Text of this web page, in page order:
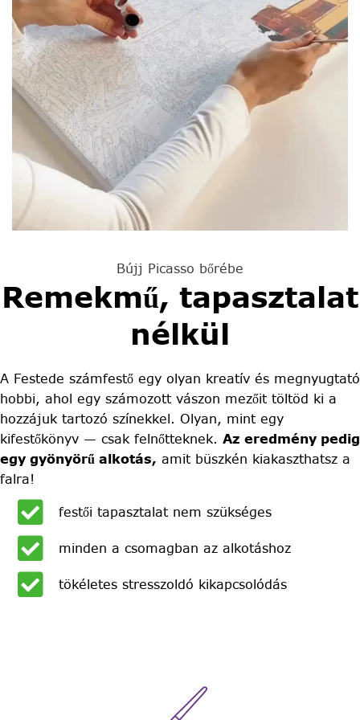
Bújj Picasso bőrébe
Remekmű, tapasztalat
nélkül
A Festede számfestő egy olyan kreatív és megnyugtató
hobbi, ahol egy számozott vászon mezőit töltöd ki a
hozzájuk tartozó színekkel. Olyan, mint egy
kifestőkönyv — csak felnőtteknek. Az eredmény pedig
egy gyönyörű alkotás, amit büszkén kiakaszthatsz a
falra!
festői tapasztalat nem szükséges
minden a csomagban az alkotáshoz
tökéletes stresszoldó kikapcsolódás